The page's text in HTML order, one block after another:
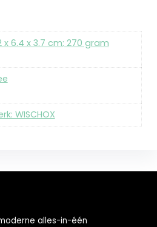
x 6.4 x 3.7 cm; 270 gram
WISCHOX
alles-in-één